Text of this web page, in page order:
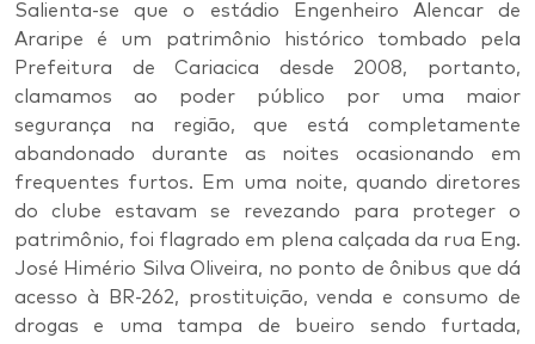
Salienta-se que o estádio Engenheiro Alencar de
Araripe é um patrimônio histórico tombado pela
Prefeitura de Cariacica desde 2008, portanto,
clamamos ao poder público por uma maior
segurança na região, que está completamente
abandonado durante as noites ocasionando em
frequentes furtos. Em uma noite, quando diretores
do clube estavam se revezando para proteger o
patrimônio, foi flagrado em plena calçada da rua Eng.
José Himério Silva Oliveira, no ponto de ônibus que dá
acesso à BR-262, prostituição, venda e consumo de
drogas e uma tampa de bueiro sendo furtada,